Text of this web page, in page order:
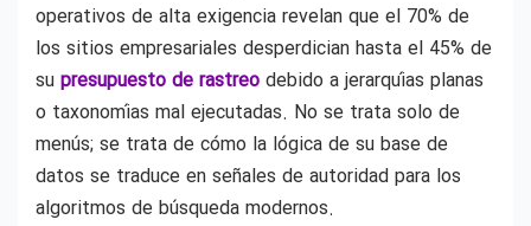
operativos de alta exigencia revelan que el 70% de
los sitios empresariales desperdician hasta el 45% de
su presupuesto de rastreo debido a jerarquías planas
o taxonomías mal ejecutadas. No se trata solo de
menús; se trata de cómo la lógica de su base de
datos se traduce en señales de autoridad para los
algoritmos de búsqueda modernos.